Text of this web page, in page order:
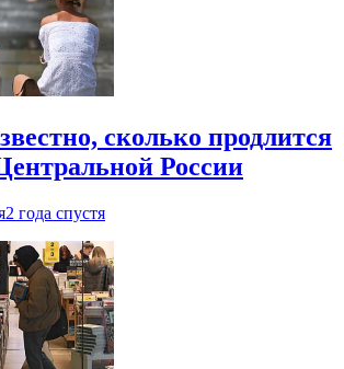
сколько продлится
России
2 года спустя